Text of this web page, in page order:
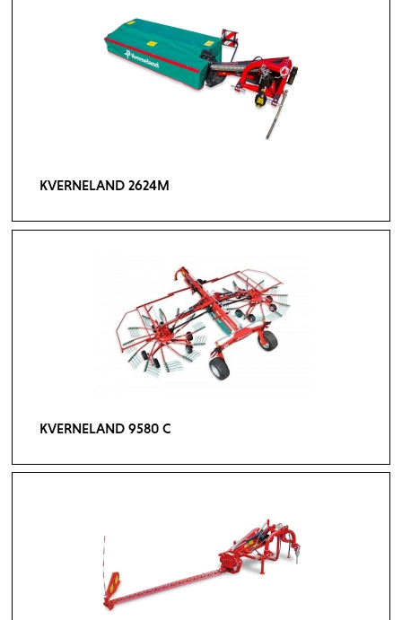
KVERNELAND 2624M
KVERNELAND 9580 C